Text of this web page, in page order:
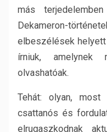
más
Dekameron-
elbeszélések
írniuk, amelynek
olvashatóak.
Tehát: olyan,
csattanós és
elrugaszkodnak